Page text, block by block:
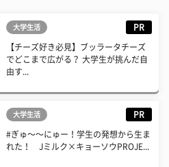
大学生活 PR
【チーズ好き必見】ブッラータチーズ
でどこまで広がる？ 大学生が挑んだ自
由す...
大学生活 PR
#ぎゅ〜〜にゅー！学生の発想から生ま
れた！ Jミルク×キョーソウPROJE...